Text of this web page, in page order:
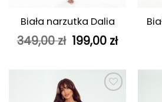
Biała narzutka Dalia
349,00zł Pierwotna
cena
349,00 zł.
199,00 złAktualna
199,00